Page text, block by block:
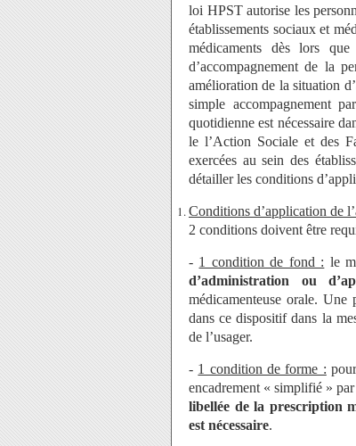
loi HPST autorise les
établissements sociaux et
médicaments dès lors
d’accompagnement de la
amélioration de la situation
simple accompagnement
quotidienne est nécessaire
le l’Action Sociale et des
exercées au sein des
détailler les conditions
Conditions d’application de
2 conditions doivent être
- 1 condition de fond : le
d’administration ou
médicamenteuse orale.
dans ce dispositif dans la
de l’usager.
- 1 condition de forme :
encadrement « simplifié »
libellée de la prescription
est nécessaire.